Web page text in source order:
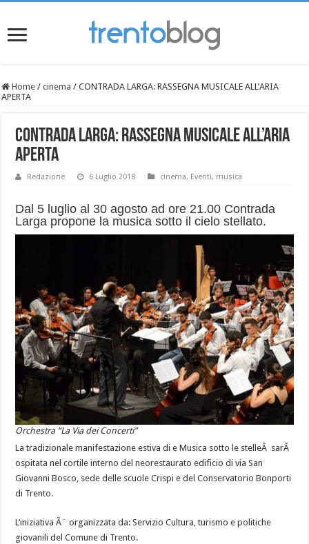
Home / cinema / CONTRADA LARGA: RASSEGNA MUSICALE ALL’ARIA
APERTA
CONTRADA LARGA: RASSEGNA MUSICALE ALL’ARIA
APERTA
Redazione 6 Luglio 2018 cinema, Eventi, musica
Dal 5 luglio al 30 agosto ad ore 21.00 Contrada
Larga propone la musica sotto il cielo stellato.
Orchestra “La Via dei Concerti”
La tradizionale manifestazione estiva di e Musica sotto le stelleÂ sarÃ
ospitata nel cortile interno del neorestaurato edificio di via San
Giovanni Bosco, sede delle scuole Crispi e del Conservatorio Bonporti
di Trento.
L’iniziativa Ã¨ organizzata da: Servizio Cultura, turismo e politiche
giovanili del Comune di Trento.